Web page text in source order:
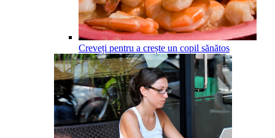
Creveți pentru a crește un copil sănătos